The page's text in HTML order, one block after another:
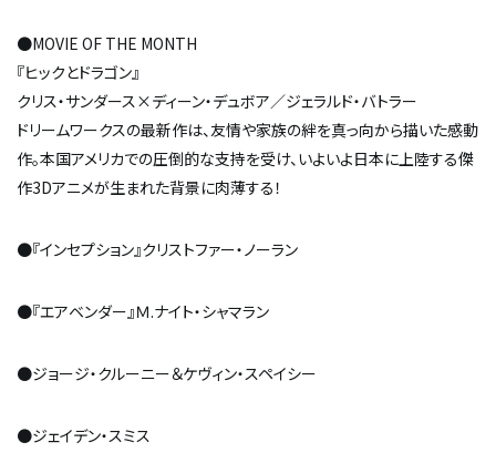
●MOVIE OF THE MONTH
『ヒックとドラゴン』
クリス・サンダース×ディーン・デュボア／ジェラルド・バトラー
ドリームワークスの最新作は、友情や家族の絆を真っ向から描いた感動
作。本国アメリカでの圧倒的な支持を受け、いよいよ日本に上陸する傑
作3Dアニメが生まれた背景に肉薄する！
●『インセプション』クリストファー・ノーラン
●『エアベンダー』Ｍ.ナイト・シャマラン
●ジョージ・クルーニー＆ケヴィン・スペイシー
●ジェイデン・スミス